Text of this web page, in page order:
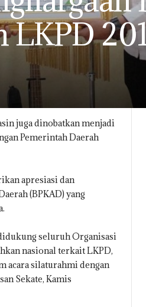
LKPD
juga dinobatkan menjadi
Pemerintah Daerah
apresiasi dan
(BPKAD) yang
seluruh Organisasi
nasional terkait LKPD,
acara silaturahmi dengan
Sekate, Kamis